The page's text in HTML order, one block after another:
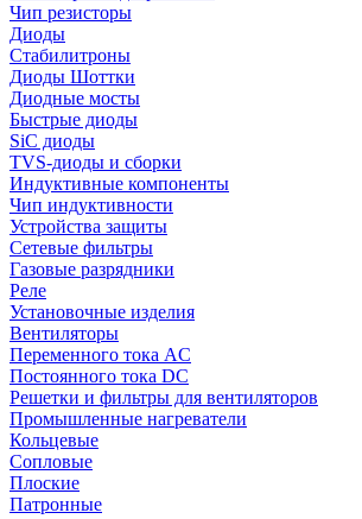
Чип резисторы
Диоды
Стабилитроны
Диоды Шоттки
Диодные мосты
Быстрые диоды
SiC диоды
TVS-диоды и сборки
Индуктивные компоненты
Чип индуктивности
Устройства защиты
Сетевые фильтры
Газовые разрядники
Реле
Установочные изделия
Вентиляторы
Переменного тока AC
Постоянного тока DC
Решетки и фильтры для вентиляторов
Промышленные нагреватели
Кольцевые
Сопловые
Плоские
Патронные